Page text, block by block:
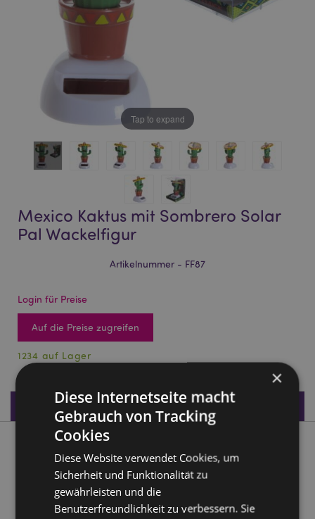
Tap to expand
Mexico Kaktus mit Sombrero Solar
Pal Wackelfigur
Artikelnummer - FF87
Login für Preise
Auf die Preise zugreifen
1234 auf Lager
Produktdaten
Material:Plastik
×
Diese Internetseite macht
Gebrauch von Tracking
Cookies
Diese Website verwendet Cookies, um
Sicherheit und Funktionalität zu
gewährleisten und die
Benutzerfreundlichkeit zu verbessern. Sie